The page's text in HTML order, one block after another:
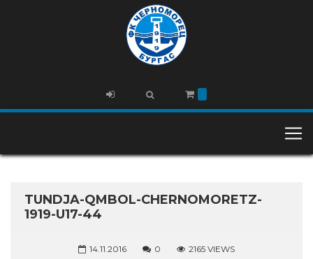
TUNDJA-QMBOL-CHERNOMORETZ-
1919-U17-44
14.11.2016 0 2165 VIEWS